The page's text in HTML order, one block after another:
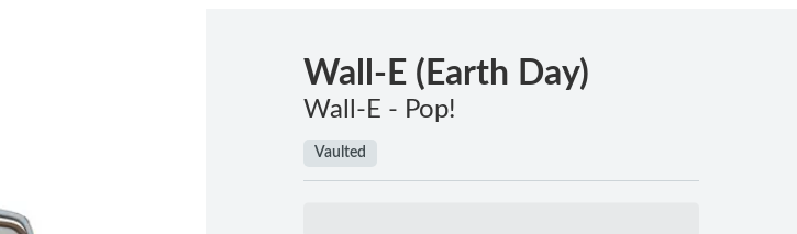
Wall-E (Earth Day)
Wall-E - Pop!
Vaulted